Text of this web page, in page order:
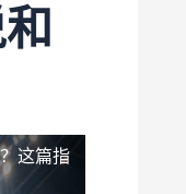
这篇指